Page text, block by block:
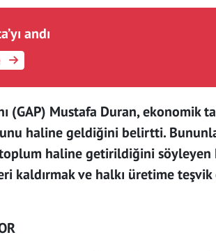
andı
(GAP) Mustafa Duran, ekonomik
haline geldiğini belirtti.
haline getirildiğini söyleyen
kaldırmak ve halkı üretime teşvik